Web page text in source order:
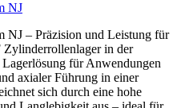
NJ
NJ – Präzision und Leistung für
Zylinderrollenlager in der
für Anwendungen
axialer Führung in einer
sich durch eine hohe